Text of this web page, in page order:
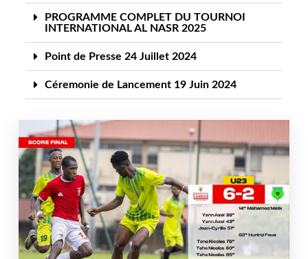
PROGRAMME COMPLET DU TOURNOI
INTERNATIONAL AL NASR 2025
Point de Presse 24 Juillet 2024
Céremonie de Lancement 19 Juin 2024